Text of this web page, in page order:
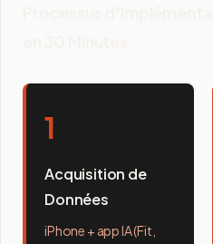
1
Acquisition de
Données
iPhone + app IA (Fit,